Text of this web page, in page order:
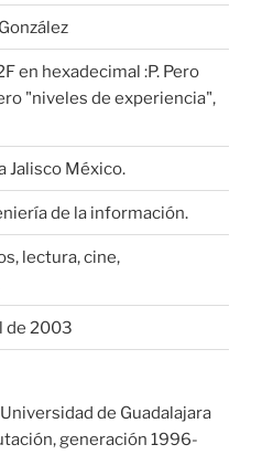
en hexadecimal :P. Pero
"niveles de experiencia",
Jalisco México.
de la información.
lectura, cine,
de 2003
de Guadalajara
generación 1996-